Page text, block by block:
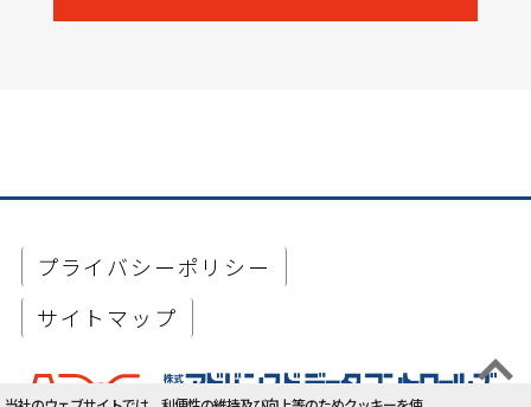
プライバシーポリシー
サイトマップ